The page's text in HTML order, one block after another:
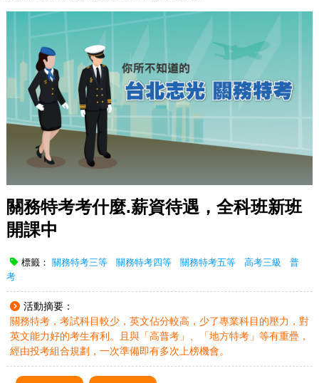
關務特考考什麼.薪資待遇，全科班新班
開課中
標籤： 關務特考三等 關務特考四等 關務特考五等 高考三級
普
考
活動摘要：
關務特考，考試科目較少，英文佔分較高，少了專業科目的壓力，對
英文能力好的考生有利。且與「高普考」、「地方特考」等有重疊，
經由投考組合規劃，一次準備即有多次上榜機會。